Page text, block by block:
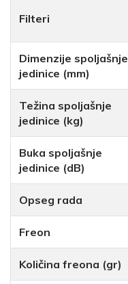
Filteri
Dimenzije spoljašnje
jedinice (mm)
Težina spoljašnje
jedinice (kg)
Buka spoljašnje
jedinice (dB)
Opseg rada
Freon
Količina freona (gr)